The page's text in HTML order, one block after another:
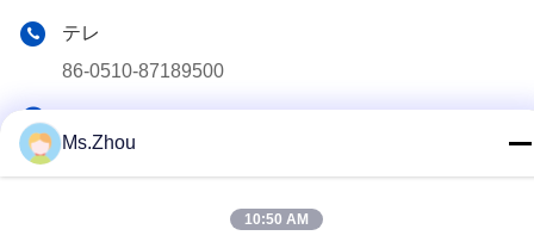
テレ
86-0510-87189500
yxhjc@yxhjc.com
Dingshu の町、Yixing 都市、江蘇省
Ms.Zhou
10:50 AM